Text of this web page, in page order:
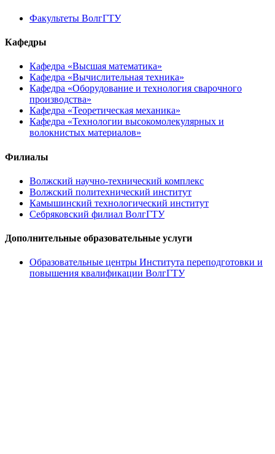
Факультеты ВолгГТУ
Кафедры
Кафедра «Высшая математика»
Кафедра «Вычислительная техника»
Кафедра «Оборудование и технология сварочного
производства»
Кафедра «Теоретическая механика»
Кафедра «Технологии высокомолекулярных и
волокнистых материалов»
Филиалы
Волжский научно-технический комплекс
Волжский политехнический институт
Камышинский технологический институт
Себряковский филиал ВолгГТУ
Дополнительные образовательные услуги
Образовательные центры Института переподготовки и
повышения квалификации ВолгГТУ